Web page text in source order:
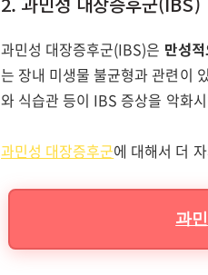
과민성 대장증후군(IBS)은 만성
는 장내 미생물 불균형과 관련이
와 식습관 등이 IBS 증상을 악화
과민성 대장증후군에 대해서 더
과